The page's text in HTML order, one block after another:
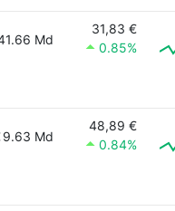
Md
31,83 €
0.85%
9.63 Md
48,89 €
0.84%